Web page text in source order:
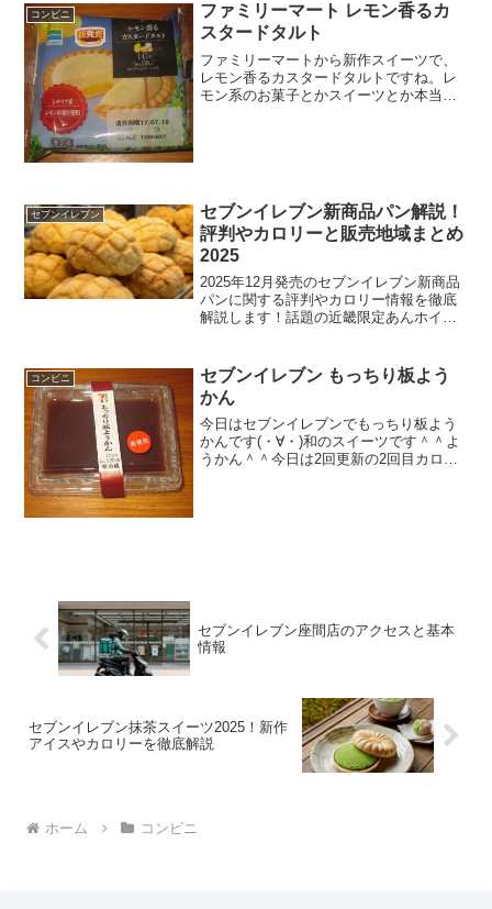
コンビニ
ファミリーマート レモン香るカ
スタードタルト
ファミリーマートから新作スイーツで、
レモン香るカスタードタルトですね。レ
モン系のお菓子とかスイーツとか本当に
セブンイレブン
セブンイレブン新商品パン解説！
評判やカロリーと販売地域まとめ
2025
2025年12月発売のセブンイレブン新商品
パンに関する評判やカロリー情報を徹底
解説します！話題の近畿限定あんホイッ
も安心な低糖質ランキングまで網羅。今
買うべきセブンイレブン新商品パンの販
売地域や在庫確認方法もまとめたので、
お店に行く前に必見です。
コンビニ
セブンイレブン もっちり板よう
かん
今日はセブンイレブンでもっちり板よう
かんです(・∀・)和のスイーツです＾＾よ
うかん＾＾今日は2回更新の2回目カロリ
セブンイレブン座間店のアクセスと基本
情報
セブンイレブン抹茶スイーツ2025！新作
アイスやカロリーを徹底解説
ホーム コンビニ